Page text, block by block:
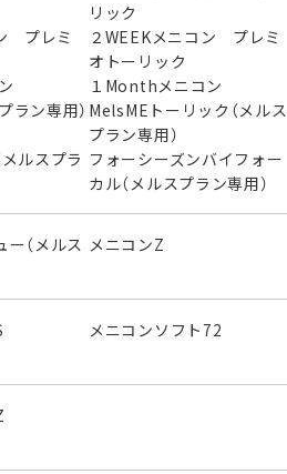
リック
プレミ
２WEEKメニコン プレミ
オトーリック
ラン専用）
１Monthメニコン
MelsMEトーリック（メルス
プラン専用）
ルスプラ フォーシーズンバイフォー
カル（メルスプラン専用）
（メルス メニコンZ
メニコンソフト72